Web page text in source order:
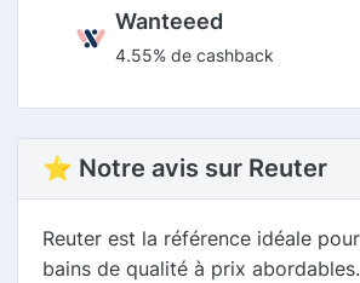
Wanteeed
4.55% de cashback
⭐ Notre avis sur Reuter
Reuter est la référence idéale
bains de qualité à prix